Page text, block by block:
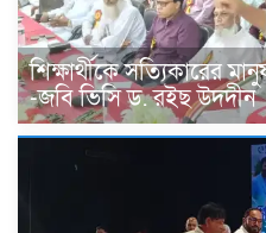
শিক্ষার্থীকে সত্যিকারের
-জবি ভিসি ড. রইছ উদদীন